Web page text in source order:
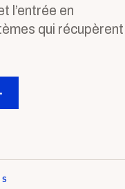
l’entrée en
qui récupèrent